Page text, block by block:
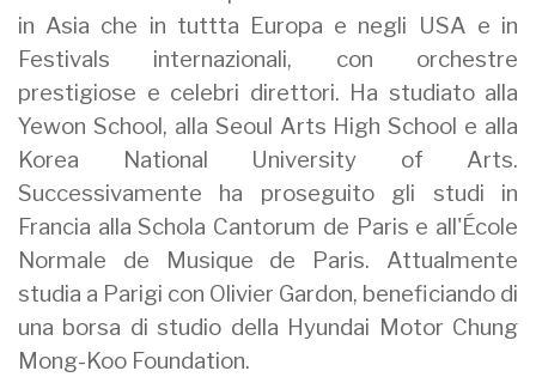
in Asia che in tuttta Europa e negli USA e in
Festivals internazionali, con orchestre
prestigiose e celebri direttori. Ha studiato alla
Yewon School, alla Seoul Arts High School e alla
Korea National University of Arts.
Successivamente ha proseguito gli studi in
Francia alla Schola Cantorum de Paris e all'École
Normale de Musique de Paris. Attualmente
studia a Parigi con Olivier Gardon, beneficiando di
una borsa di studio della Hyundai Motor Chung
Mong-Koo Foundation.